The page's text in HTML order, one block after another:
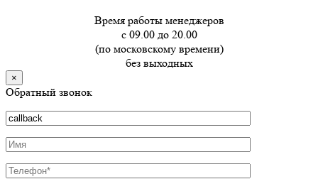
Время работы менеджеров
с 09.00 до 20.00
(по московскому времени)
без выходных
×
Обратный звонок